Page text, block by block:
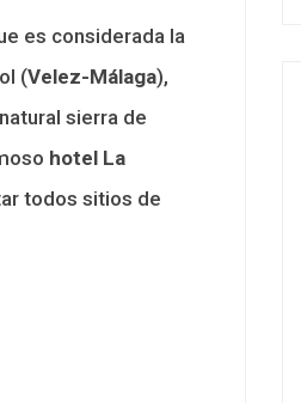
es considerada la
(Velez-Málaga),
sierra de
hotel La
todos sitios de